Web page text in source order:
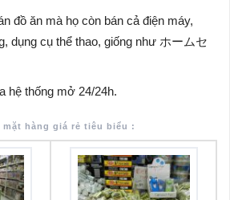
đồ ăn mà họ còn bán cả điện máy,
dụng cụ thể thao, giống như ホームセ
hệ thống mở 24/24h.
mặt hàng giá rẻ tiêu biểu :